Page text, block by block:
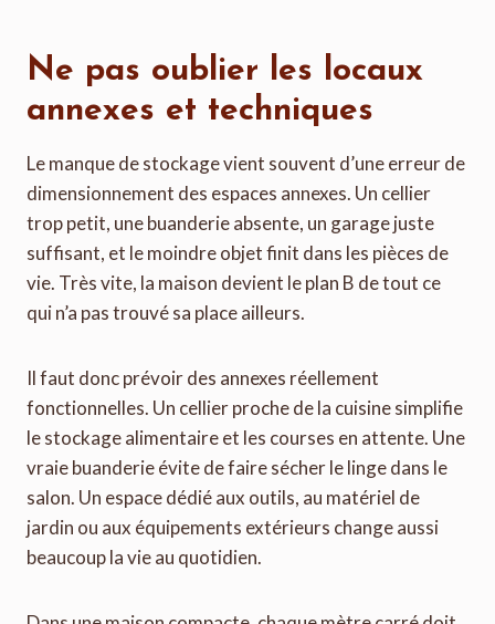
Ne pas oublier les locaux
annexes et techniques
Le manque de stockage vient souvent d’une erreur de
dimensionnement des espaces annexes. Un cellier
trop petit, une buanderie absente, un garage juste
suffisant, et le moindre objet finit dans les pièces de
vie. Très vite, la maison devient le plan B de tout ce
qui n’a pas trouvé sa place ailleurs.
Il faut donc prévoir des annexes réellement
fonctionnelles. Un cellier proche de la cuisine simplifie
le stockage alimentaire et les courses en attente. Une
vraie buanderie évite de faire sécher le linge dans le
salon. Un espace dédié aux outils, au matériel de
jardin ou aux équipements extérieurs change aussi
beaucoup la vie au quotidien.